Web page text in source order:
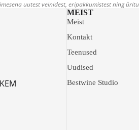
uutest veinidest, eripakkumistest ning
MEIST
Meist
Kontakt
Teenused
Uudised
Bestwine Studio